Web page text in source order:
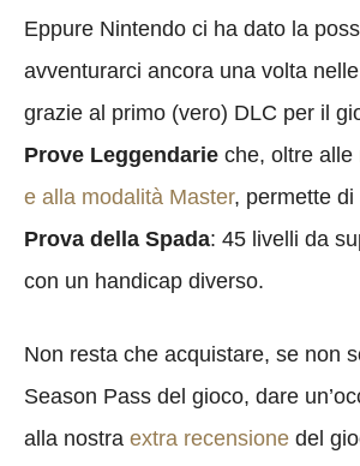
Eppure Nintendo ci ha dato la
avventurarci ancora una volta
grazie al primo (vero) DLC per il
Prove Leggendarie che, oltre alle
e alla modalità Master, permette
Prova della Spada: 45 livelli da
con un handicap diverso.
Non resta che acquistare, se non
Season Pass del gioco, dare
alla nostra extra recensione del